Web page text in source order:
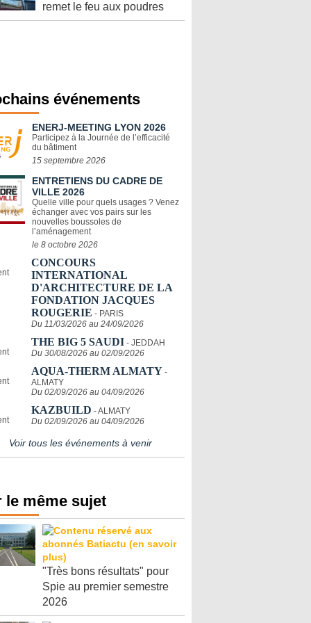
remet le feu aux poudres
événements
ENERJ-MEETING LYON 2026
Participez à la Journée de l’efficacité
du bâtiment
15 septembre 2026
ENTRETIENS DU CADRE DE
VILLE 2026
Quelle ville pour quels usages ? Venez
échanger avec vos pairs sur les
nouvelles boussoles de
l’aménagement
le 8 octobre 2026
CONCOURS
INTERNATIONAL
D'ARCHITECTURE DE LA
FONDATION JACQUES
ROUGERIE - PARIS
Du 11/03/2026 au 24/09/2026
THE BIG 5 SAUDI - JEDDAH
Du 30/08/2026 au 02/09/2026
AQUA-THERM ALMATY -
ALMATY
Du 02/09/2026 au 04/09/2026
KAZBUILD - ALMATY
Du 02/09/2026 au 04/09/2026
Voir tous les événements à venir
le même sujet
"Très bons résultats" pour
Spie au premier semestre
2026